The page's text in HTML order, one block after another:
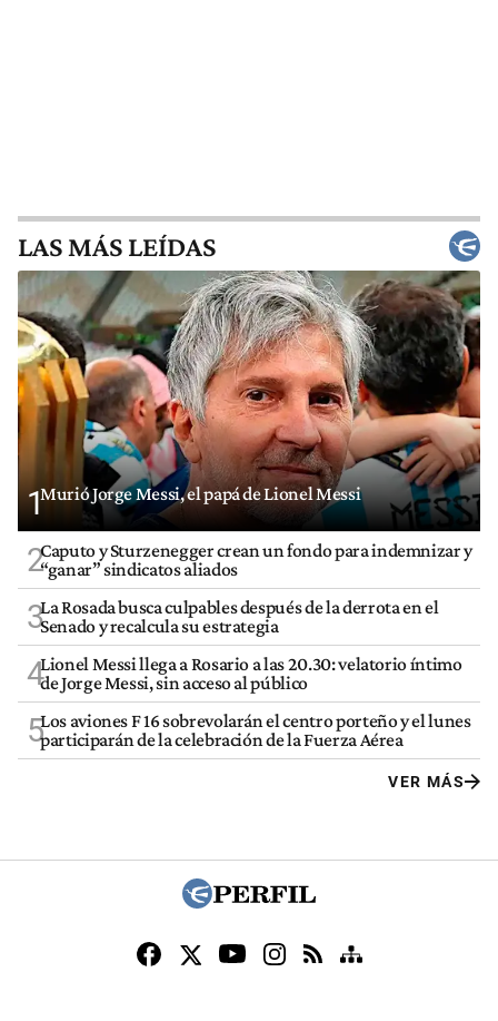
LAS MÁS LEÍDAS
1Murió Jorge Messi, el papá de Lionel Messi
2Caputo y Sturzenegger crean un fondo para indemnizar y
“ganar” sindicatos aliados
3La Rosada busca culpables después de la derrota en el
Senado y recalcula su estrategia
4Lionel Messi llega a Rosario a las 20.30: velatorio íntimo
de Jorge Messi, sin acceso al público
5Los aviones F 16 sobrevolarán el centro porteño y el lunes
participarán de la celebración de la Fuerza Aérea
VER MÁS